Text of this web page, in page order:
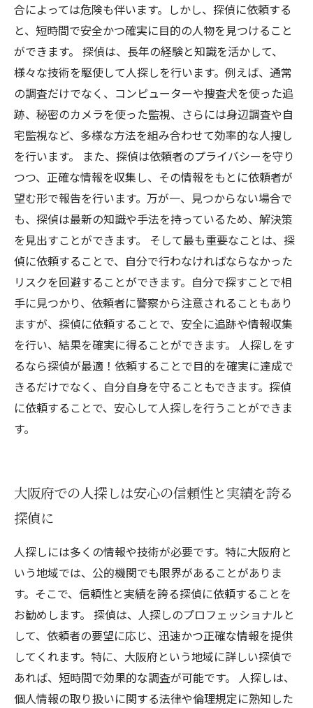
合によっては危険も伴います。しかし、探偵に依頼する
と、短時間で安全かつ確実に目的の人物を見つけること
ができます。 探偵は、長年の経験と知識を活かして、
様々な技術を駆使して人探しを行います。例えば、通常
の調査だけでなく、コンピューターや捜査犬を使った追
跡、秘密のカメラを使った監視、さらには身辺調査や自
宅監視など、多様な方法を組み合わせて効率的な人捜し
を行います。 また、探偵は依頼者のプライバシーを守り
つつ、正確な情報を収集し、その情報をもとに依頼者が
望む形で報告を行います。万が一、見つからない場合で
も、探偵は最新の知識や手法を持っているため、解決策
を見出すことができます。 そして最も重要なことは、探
偵に依頼することで、自分で行わなければならなかった
リスクを回避することができます。自分で探すことで相
手に見つかり、依頼者に警察から注意されることもあり
ますが、探偵に依頼することで、安全に追跡や情報収集
を行い、結果を確実に得ることができます。 人探しをす
るなら探偵が最適！依頼することで目的を確実に達成で
きるだけでなく、自分自身を守ることもできます。探偵
に依頼することで、安心して人探しを行うことができま
す。
大阪府での人探しは安心の信頼性と実績を誇る
探偵に
人探しには多くの情報や技術が必要です。特に大阪府と
いう地域では、公的機関でも限界があることがありま
す。そこで、信頼性と実績を誇る探偵に依頼することを
お勧めします。 探偵は、人探しのプロフェッショナルと
して、依頼者の要望に応じ、迅速かつ正確な情報を提供
してくれます。特に、大阪府という地域に詳しい探偵で
あれば、短時間で効果的な調査が可能です。 人探しは、
個人情報の取り扱いに関する法律や倫理規定に熟知した